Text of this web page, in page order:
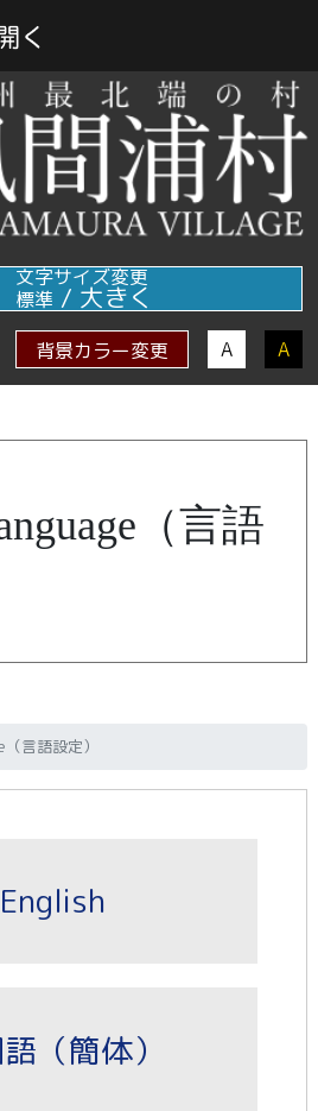
文字サイズ変更
標準 / 大きく
背景カラー変更 A A
（言語
言語設定）
English
（簡体）